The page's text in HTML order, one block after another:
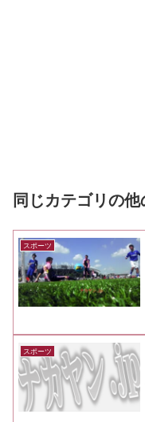
同じカテゴリの
スポーツ
スポーツ